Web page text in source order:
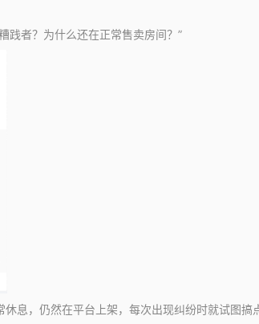
者？为什么还在正常售卖房间？”
息，仍然在平台上架，每次出现纠纷时就试图搞